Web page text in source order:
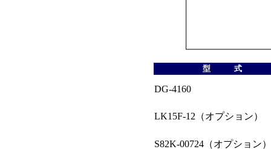
型 式
DG-4160
LK15F-12（オプション）
S82K-00724（オプション）